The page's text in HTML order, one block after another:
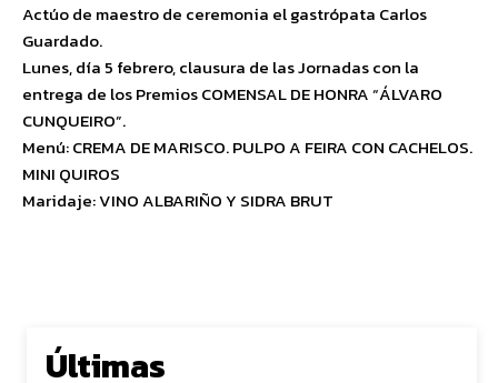
Actúo de maestro de ceremonia el gastrópata Carlos
Guardado.
Lunes, día 5 febrero, clausura de las Jornadas con la
entrega de los Premios COMENSAL DE HONRA “ÁLVARO
CUNQUEIRO”.
Menú: CREMA DE MARISCO. PULPO A FEIRA CON CACHELOS.
MINI QUIROS
Maridaje: VINO ALBARIÑO Y SIDRA BRUT
Últimas